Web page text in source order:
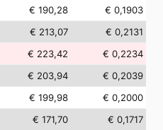
€ 190,28
€ 0,1903
€ 213,07
€ 0,2131
€ 223,42
€ 0,2234
€ 203,94
€ 0,2039
€ 199,98
€ 0,2000
€ 171,70 € 0,1717